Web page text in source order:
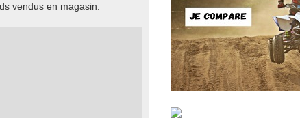
vendus en magasin.